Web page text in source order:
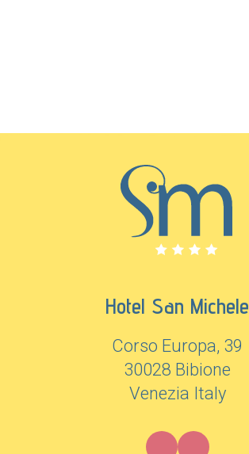
Hotel San Michele
Corso Europa, 39
30028 Bibione
Venezia Italy